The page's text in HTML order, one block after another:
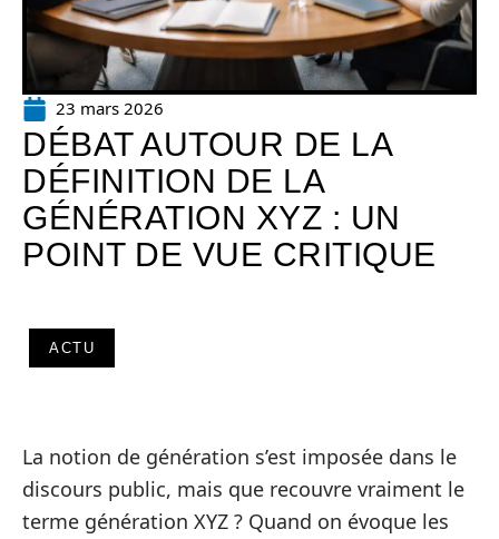
23 mars 2026
DÉBAT AUTOUR DE LA
DÉFINITION DE LA
GÉNÉRATION XYZ : UN
POINT DE VUE CRITIQUE
ACTU
La notion de génération s’est imposée dans le
discours public, mais que recouvre vraiment le
terme génération XYZ ? Quand on évoque les